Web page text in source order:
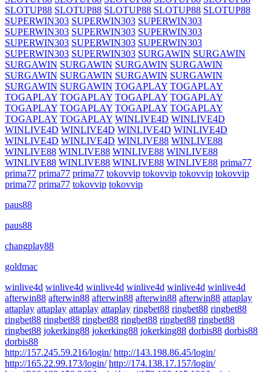
SLOTUP88 SLOTUP88 SLOTUP88 SLOTUP88 SLOTUP88
SUPERWIN303 SUPERWIN303 SUPERWIN303
SUPERWIN303 SUPERWIN303 SUPERWIN303
SUPERWIN303 SUPERWIN303 SUPERWIN303
SUPERWIN303 SUPERWIN303 SURGAWIN SURGAWIN
SURGAWIN SURGAWIN SURGAWIN SURGAWIN
SURGAWIN SURGAWIN SURGAWIN SURGAWIN
SURGAWIN SURGAWIN TOGAPLAY TOGAPLAY
TOGAPLAY TOGAPLAY TOGAPLAY TOGAPLAY
TOGAPLAY TOGAPLAY TOGAPLAY TOGAPLAY
TOGAPLAY TOGAPLAY WINLIVE4D WINLIVE4D
WINLIVE4D WINLIVE4D WINLIVE4D WINLIVE4D
WINLIVE4D WINLIVE4D WINLIVE88 WINLIVE88
WINLIVE88 WINLIVE88 WINLIVE88 WINLIVE88
WINLIVE88 WINLIVE88 WINLIVE88 WINLIVE88 prima77
prima77 prima77 prima77 tokovvip tokovvip tokovvip tokovvip
prima77 prima77 tokovvip tokovvip
paus88
paus88
changplay88
goldmac
winlive4d winlive4d winlive4d winlive4d winlive4d winlive4d
afterwin88 afterwin88 afterwin88 afterwin88 afterwin88 attaplay
attaplay attaplay attaplay attaplay ringbet88 ringbet88 ringbet88
ringbet88 ringbet88 ringbet88 ringbet88 ringbet88 ringbet88
ringbet88 jokerking88 jokerking88 jokerking88 dorbis88 dorbis88
dorbis88
http://157.245.59.216/login/ http://143.198.86.45/login/
http://165.22.99.173/login/ http://174.138.17.157/login/